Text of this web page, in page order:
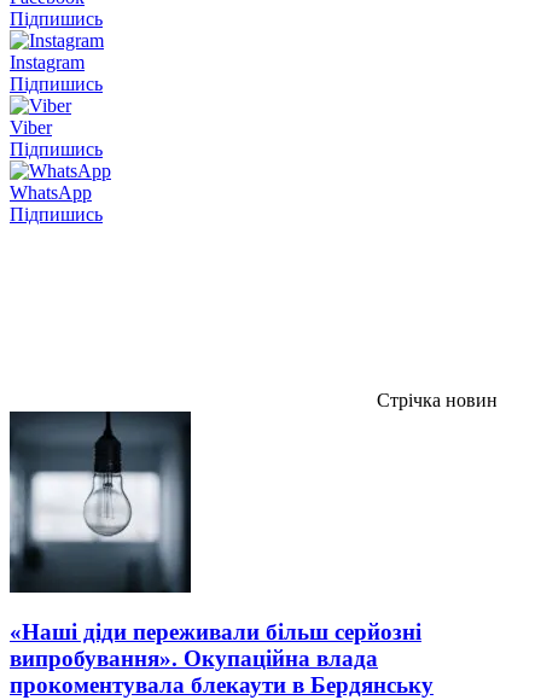
Підпишись
Instagram
Підпишись
Viber
Підпишись
WhatsApp
Підпишись
Стрічка новин
«Наші діди переживали більш серйозні
випробування». Окупаційна влада
прокоментувала блекаути в Бердянську